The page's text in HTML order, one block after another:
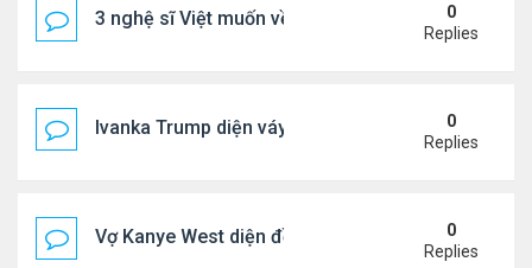
3 nghệ sĩ Việt muốn về VN nhưng số phận an bài
0
Replies
Ivanka Trump diện váy hở eo táo bạo, khoe vòng
0
Replies
Vợ Kanye West diện đồ xẻ bạo, dự tiệc ở đảo Ibiza
0
Replies